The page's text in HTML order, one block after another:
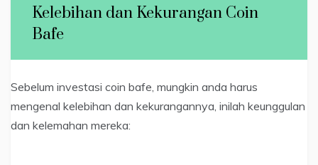
Kelebihan dan Kekurangan Coin
Bafe
Sebelum investasi coin bafe, mungkin anda harus
mengenal kelebihan dan kekurangannya, inilah keunggulan
dan kelemahan mereka: